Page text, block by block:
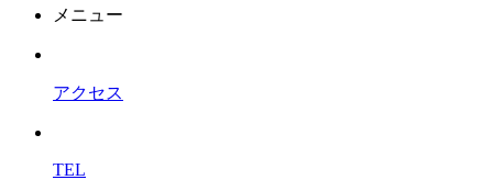
メニュー
アクセス
TEL